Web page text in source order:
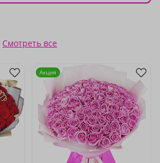
Смотреть все
Акция